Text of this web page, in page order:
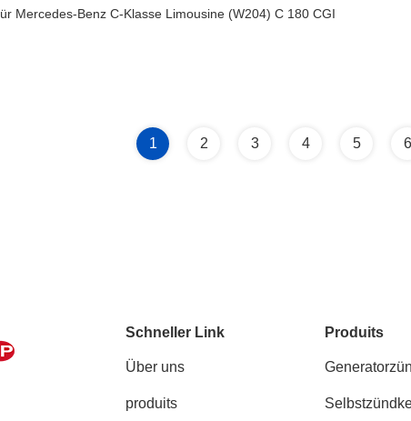
Mercedes-Benz C-Klasse Limousine (W204) C 180 CGI
1 2 3 4 5 6
Schneller Link
Über uns
produits
Produits